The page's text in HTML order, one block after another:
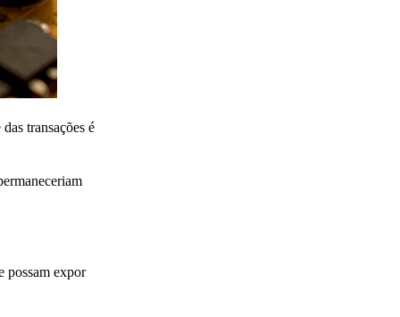
transações é
possam expor